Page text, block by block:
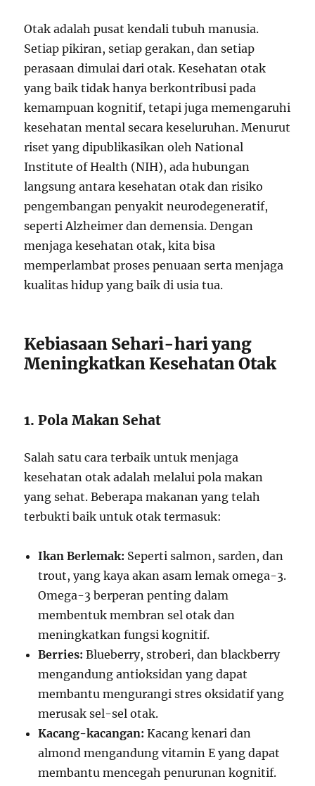
Otak adalah pusat kendali tubuh manusia.
Setiap pikiran, setiap gerakan, dan setiap
perasaan dimulai dari otak. Kesehatan otak
yang baik tidak hanya berkontribusi pada
kemampuan kognitif, tetapi juga memengaruhi
kesehatan mental secara keseluruhan. Menurut
riset yang dipublikasikan oleh National
Institute of Health (NIH), ada hubungan
langsung antara kesehatan otak dan risiko
pengembangan penyakit neurodegeneratif,
seperti Alzheimer dan demensia. Dengan
menjaga kesehatan otak, kita bisa
memperlambat proses penuaan serta menjaga
kualitas hidup yang baik di usia tua.
Kebiasaan Sehari-hari yang
Meningkatkan Kesehatan Otak
1. Pola Makan Sehat
Salah satu cara terbaik untuk menjaga
kesehatan otak adalah melalui pola makan
yang sehat. Beberapa makanan yang telah
terbukti baik untuk otak termasuk:
Ikan Berlemak: Seperti salmon, sarden, dan
trout, yang kaya akan asam lemak omega-3.
Omega-3 berperan penting dalam
membentuk membran sel otak dan
meningkatkan fungsi kognitif.
Berries: Blueberry, stroberi, dan blackberry
mengandung antioksidan yang dapat
membantu mengurangi stres oksidatif yang
merusak sel-sel otak.
Kacang-kacangan: Kacang kenari dan
almond mengandung vitamin E yang dapat
membantu mencegah penurunan kognitif.